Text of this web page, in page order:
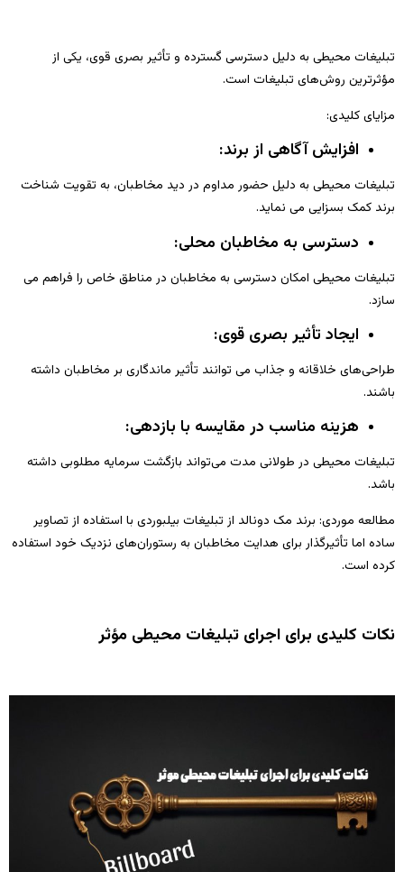
تبلیغات محیطی به دلیل دسترسی گسترده و تأثیر بصری قوی، یکی از
مؤثرترین روش‌های تبلیغات است.
مزایای کلیدی:
افزایش آگاهی از برند:
تبلیغات محیطی به دلیل حضور مداوم در دید مخاطبان، به تقویت شناخت
برند کمک بسزایی می نماید.
دسترسی به مخاطبان محلی:
تبلیغات محیطی امکان دسترسی به مخاطبان در مناطق خاص را فراهم می
سازد.
ایجاد تأثیر بصری قوی:
طراحی‌های خلاقانه و جذاب می‌ توانند تأثیر ماندگاری بر مخاطبان داشته
باشند.
هزینه مناسب در مقایسه با بازدهی:
تبلیغات محیطی در طولانی‌ مدت می‌تواند بازگشت سرمایه مطلوبی داشته
باشد.
مطالعه موردی: برند مک‌ دونالد از تبلیغات بیلبوردی با استفاده از تصاویر
ساده اما تأثیرگذار برای هدایت مخاطبان به رستوران‌های نزدیک خود استفاده
کرده است.
نکات کلیدی برای اجرای تبلیغات محیطی مؤثر